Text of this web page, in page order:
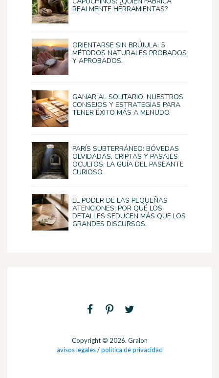
REALMENTE HERRAMIENTAS?
ORIENTARSE SIN BRÚJULA: 5
MÉTODOS NATURALES PROBADOS
Y APROBADOS.
GANAR AL SOLITARIO: NUESTROS
CONSEJOS Y ESTRATEGIAS PARA
TENER ÉXITO MÁS A MENUDO.
PARÍS SUBTERRÁNEO: BÓVEDAS
OLVIDADAS, CRIPTAS Y PASAJES
OCULTOS, LA GUÍA DEL PASEANTE
CURIOSO.
EL PODER DE LAS PEQUEÑAS
ATENCIONES: POR QUÉ LOS
DETALLES SEDUCEN MÁS QUE LOS
GRANDES DISCURSOS.
Copyright © 2026. Gralon
avisos legales/politica de privacidad